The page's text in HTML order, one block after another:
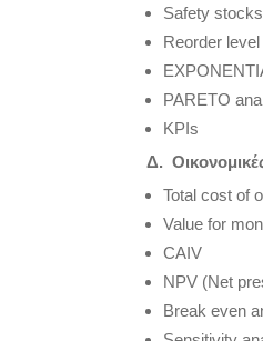
Safety stocks
Reorder level
PARETO
KPIs
Δ.
Total cost of
Value for
CAIV
NPV (Net
Break even